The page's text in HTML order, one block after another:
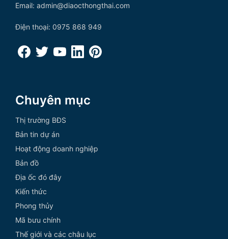
Email: admin@diaocthongthai.com
Điện thoại: 0975 868 949
Chuyên mục
Thị trường BĐS
Bản tin dự án
Hoạt động doanh nghiệp
Bản đồ
Địa ốc đó đây
Kiến thức
Phong thủy
Mã bưu chính
Thế giới và các châu lục